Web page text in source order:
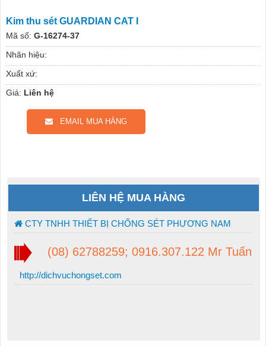
Kim thu sét GUARDIAN CAT I
Mã số: G-16274-37
Nhãn hiệu:
Xuất xứ:
Giá: Liên hệ
EMAIL MUA HÀNG
LIÊN HỆ MUA HÀNG
CTY TNHH THIẾT BỊ CHỐNG SÉT PHƯƠNG NAM
(08) 62788259; 0916.307.122 Mr Tuấn
http://dichvuchongset.com